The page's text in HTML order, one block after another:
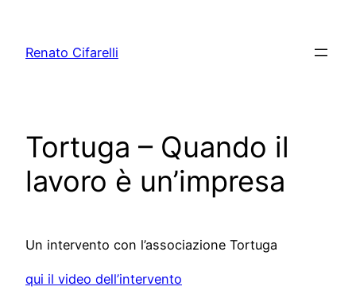
contenuto
Renato Cifarelli
Tortuga – Quando il
lavoro è un’impresa
Un intervento con l’associazione Tortuga
qui il video dell’intervento